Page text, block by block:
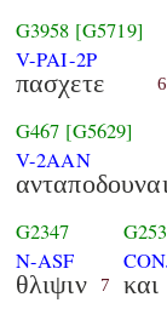
G3958 [G5719]
V-PAI-2P
πασχετε 6
G467 [G5629]
V-2AAN
G2347
N-ASF
θλιψιν 7 και